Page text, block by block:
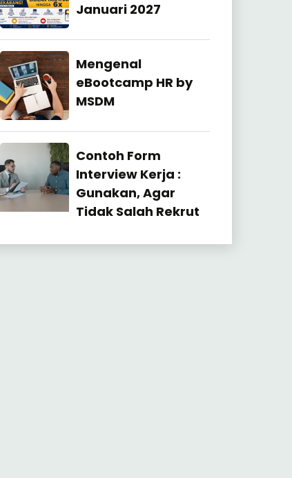
Januari 2027
27
2026
Industrial
Relation
Mengenal
eBootcamp HR by
MSDM
22
2026
Industrial
Relation
Contoh Form
Interview Kerja :
Gunakan, Agar
Tidak Salah Rekrut
23